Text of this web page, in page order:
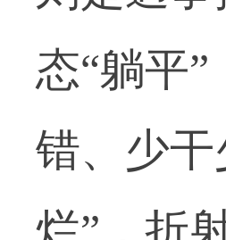
态“躺平
错、少